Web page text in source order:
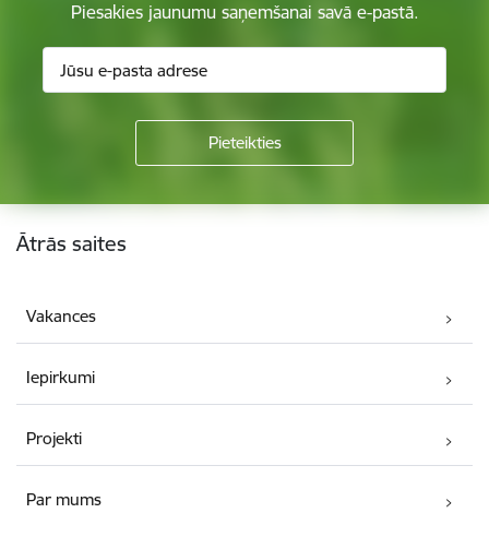
Piesakies jaunumu saņemšanai savā e-pastā.
Kājene
Ātrās saites
Vakances
Iepirkumi
Projekti
Par mums